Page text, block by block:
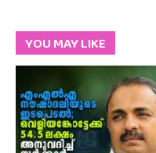
YOU MAY LIKE